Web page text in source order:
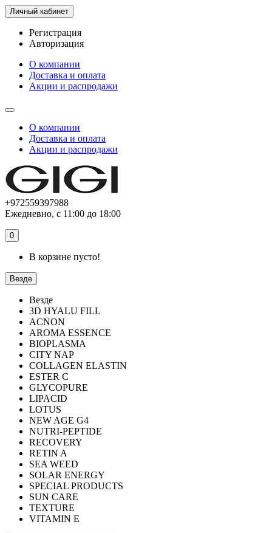
Личный кабинет
Регистрация
Авторизация
О компании
Доставка и оплата
Акции и распродажи
О компании
Доставка и оплата
Акции и распродажи
+972559397988
Ежедневно, с 11:00 до 18:00
0
В корзине пусто!
Везде
Везде
3D HYALU FILL
ACNON
AROMA ESSENCE
BIOPLASMA
CITY NAP
COLLAGEN ELASTIN
ESTER C
GLYCOPURE
LIPACID
LOTUS
NEW AGE G4
NUTRI-PEPTIDE
RECOVERY
RETIN A
SEA WEED
SOLAR ENERGY
SPECIAL PRODUCTS
SUN CARE
TEXTURE
VITAMIN E